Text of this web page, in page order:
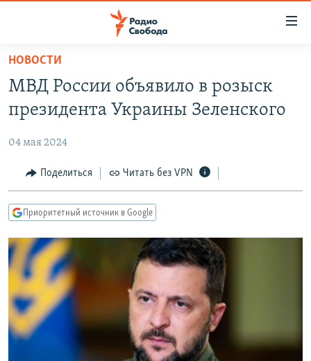
упрощенного
доступа
основному
Вернутся
главной
навигации
Вернутся
поиску
ПОДКАСТЫ
АВТОРСКИЕ ПРОЕКТЫ
ЦИТАТЫ СВОБОДЫ
МНЕНИЯ
IDEL.РЕАЛИИ
КАВКАЗ.РЕАЛИИ
СЕВЕР.РЕАЛИИ
СИБИРЬ.РЕАЛИИ
РАСПИСАНИЕ ВЕЩАНИЯ
ПОДПИШИТЕСЬ НА РАССЫЛКУ
НОВОСТИ
МВД России объявило в розыск
президента Украины Зеленского
04 мая 2024
Поделиться Читать без VPN
Приоритетный источник в Google